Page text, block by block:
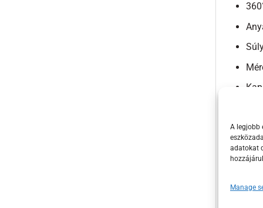
A legjobb
adatokat
Manage